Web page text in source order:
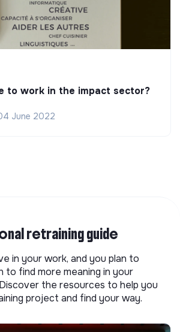
to work in the impact sector?
June 2022
retraining guide
in your work, and you plan to
to find more meaning in your
the resources to help you
project and find your way.